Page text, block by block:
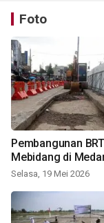
Foto
Pembangunan BRT
Mebidang di
Selasa, 19 Mei 2026